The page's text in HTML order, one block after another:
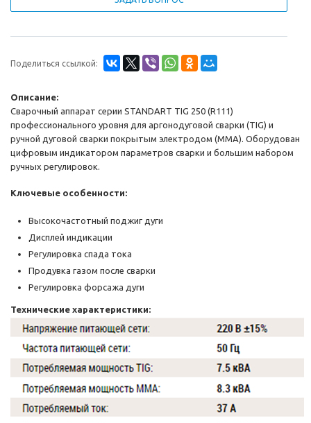
Поделиться ссылкой:
Описание:
Сварочный аппарат серии STANDART TIG 250 (R111)
профессионального уровня для аргонодуговой сварки (TIG) и
ручной дуговой сварки покрытым электродом (ММА). Оборудован
цифровым индикатором параметров сварки и большим набором
ручных регулировок.
Ключевые особенности:
Высокочастотный поджиг дуги
Дисплей индикации
Регулировка спада тока
Продувка газом после сварки
Регулировка форсажа дуги
Технические характеристики: